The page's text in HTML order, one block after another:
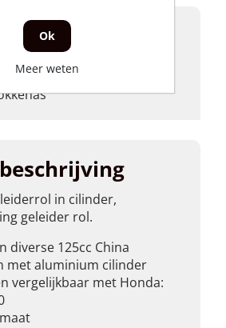
in cilinder,
geleider rol.
diverse 125cc China
met aluminium cilinder
vergelijkbaar met Honda:
specificaties
Ok
Meer weten